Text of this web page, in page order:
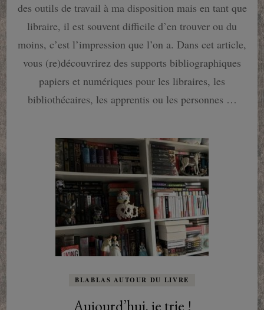
travail
quand
est
libraire
des outils de travail à ma disposition mais en tant que
libraire, il est souvent difficile d’en trouver ou du
moins, c’est l’impression que l’on a. Dans cet article,
vous (re)découvrirez des supports bibliographiques
papiers et numériques pour les libraires, les
bibliothécaires, les apprentis ou les personnes …
BLABLAS AUTOUR DU LIVRE